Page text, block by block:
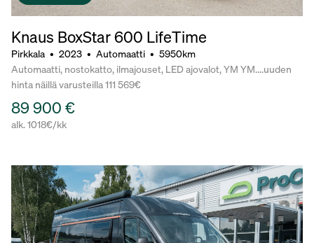
Knaus BoxStar 600 LifeTime
Pirkkala • 2023 • Automaatti • 5950km
Automaatti, nostokatto, ilmajouset, LED ajovalot, YM YM....uuden
hinta näillä varusteilla 111 569€
89 900 €
alk. 1018€/kk